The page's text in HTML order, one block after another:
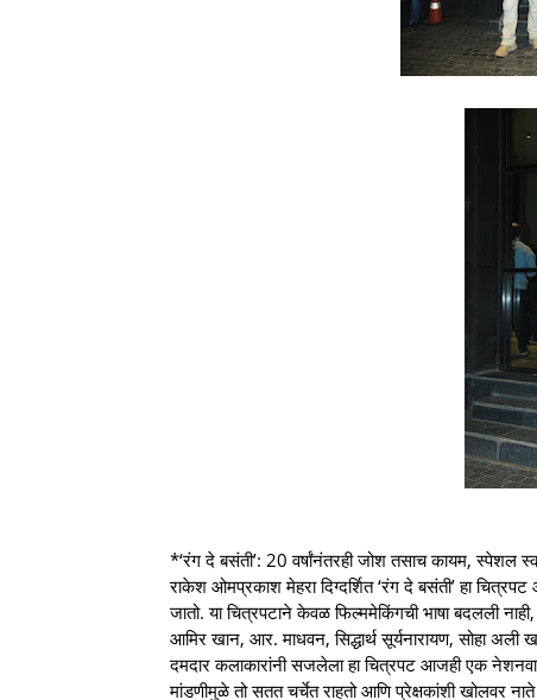
*‘रंग दे बसंती’: 20 वर्षांनंतरही जोश तसाच कायम, स्पेशल
राकेश ओमप्रकाश मेहरा दिग्दर्शित ‘रंग दे बसंती’ हा
जातो. या चित्रपटाने केवळ फिल्ममेकिंगची भाषा बदलली
आमिर खान, आर. माधवन, सिद्धार्थ सूर्यनारायण, सोहा
दमदार कलाकारांनी सजलेला हा चित्रपट आजही एक
मांडणीमुळे तो सतत चर्चेत राहतो आणि प्रेक्षकांशी खोलवर